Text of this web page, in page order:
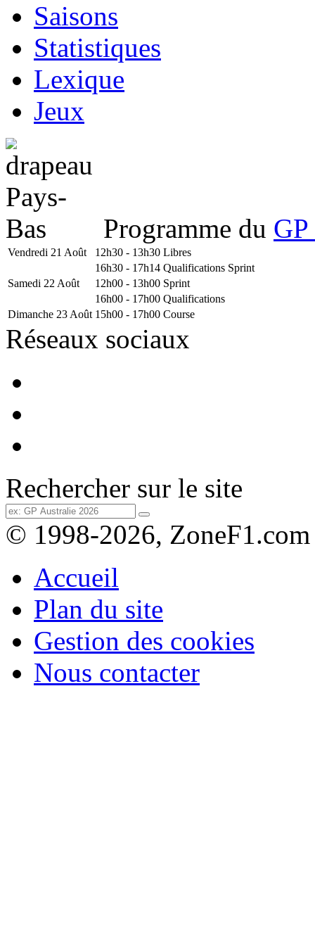
Saisons
Statistiques
Lexique
Jeux
Programme du
Vendredi 21 Août 12h30 - 13h30 Libres
16h30 - 17h14 Qualifications Sprint
Samedi 22 Août
12h00 - 13h00 Sprint
16h00 - 17h00 Qualifications
Dimanche 23 Août 15h00 - 17h00 Course
Réseaux sociaux
Rechercher sur le site
© 1998-2026, ZoneF1.com
Accueil
Plan du site
Gestion des cookies
Nous contacter